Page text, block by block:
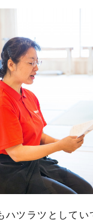
ハツラツとしてい